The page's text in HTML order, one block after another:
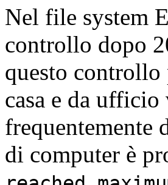
Nel file system
controllo dopo
questo
casa e da
frequentemente
di computer è